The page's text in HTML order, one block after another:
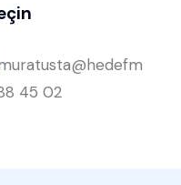
45 02